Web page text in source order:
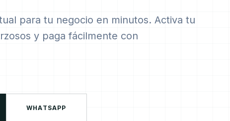
para tu negocio en minutos. Activa tu
y paga fácilmente con
WHATSAPP